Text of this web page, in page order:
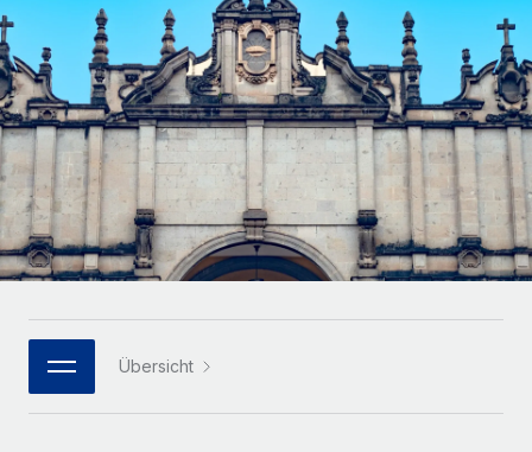
PEO
Auslagern von komplexen HR-Aufgaben
INFRASTRUKTUR
Remote Embedded
Nahtlose Integration der HR in bestehende Abläufe
Plattform
Integrierte HR-Kernfunktionen für dein Team
MCP
Integrationen
Startups
Agile HR- und Payroll-Lösungen für wachsende
Unternehmen
Mittelstand
Maßgeschneiderte HR-Lösungen, um Teams zu
vergrößern
Enterprise
Globale HR für Konzerne und Großunternehmen
PARTNER WERDEN
Flexible Einbettung von Global-HR-Funktionen in deine
Informationen zu möglichen Währungen und
Abwicklungsfristen für globale Freelancer:innen
LERNEN MIT REMOTE
Forschung und Leitfäden
Fallstudien
HR-Glossar
Bibliothek für Stellenbeschreibungen
Webinare
Deutsch
Español
Italiano
Português (Portugal)
한국어 Übersicht